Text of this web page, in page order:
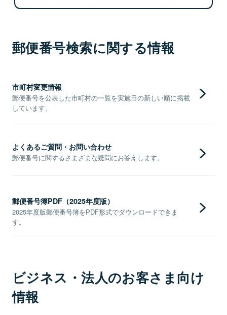
郵便番号検索に関する情報
市町村変更情報
郵便番号を公表した市町村の一覧を実施日の新しい順に掲載
しています。
よくあるご質問・お問い合わせ
郵便番号に関するさまざまな疑問にお答えします。
郵便番号簿PDF（2025年度版）
2025年度版郵便番号簿をPDF形式でダウンロードできま
す。
ビジネス・法人のお客さま向け
情報